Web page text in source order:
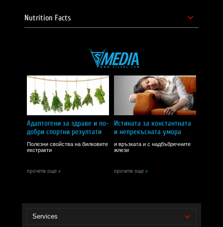
4.6
Дава енергия доста, не го очаквах. Ще знам какво да си взимам за-
напред.
I RECOMMEND!
Михаела| 21 май 2019
жизнена и по-концентрирана в работата съм.
Nutrition Facts
Адаптогени за здраве и по-
добри спортни резултати
Полезни свойства на билковите
екстракти
прочети още >
Истината за константната
и непрекъсната умора
и връзката и с надбъбречните
жлези
прочети още >
Services